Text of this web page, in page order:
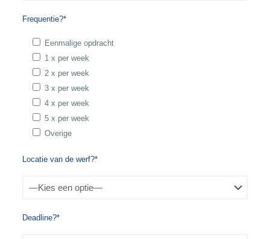
Frequentie?*
Eenmalige opdracht
1 x per week
2 x per week
3 x per week
4 x per week
5 x per week
Overige
Locatie van de werf?*
Deadline?*